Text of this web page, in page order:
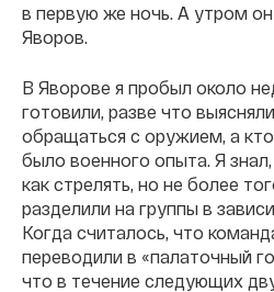
в первую же ночь. А утром
Яворов.
В Яворове я пробыл около
готовили, разве что
обращаться с оружием, а
было военного опыта. Я
как стрелять, но не более
разделили на группы в
Когда считалось, что
переводили в «палаточный
что в течение следующих